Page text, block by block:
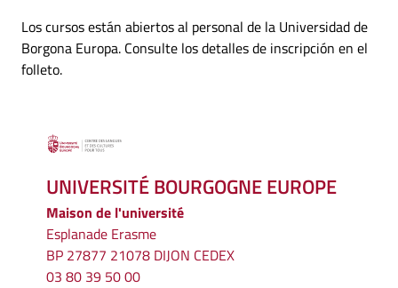
Los cursos están abiertos al personal de la Universidad de
Borgona Europa. Consulte los detalles de inscripción en el
folleto.
UNIVERSITÉ BOURGOGNE EUROPE
Maison de l'université
Esplanade Erasme
BP 27877 21078 DIJON CEDEX
03 80 39 50 00